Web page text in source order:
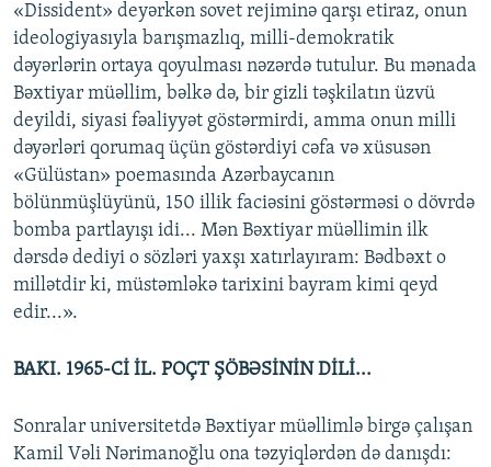
«Dissident» deyərkən sovet rejiminə qarşı etiraz, onun
ideologiyasıyla barışmazlıq, milli-demokratik
dəyərlərin ortaya qoyulması nəzərdə tutulur. Bu mənada
Bəxtiyar müəllim, bəlkə də, bir gizli təşkilatın üzvü
deyildi, siyasi fəaliyyət göstərmirdi, amma onun milli
dəyərləri qorumaq üçün göstərdiyi cəfa və xüsusən
«Gülüstan» poemasında Azərbaycanın
bölünmüşlüyünü, 150 illik faciəsini göstərməsi o dövrdə
bomba partlayışı idi... Mən Bəxtiyar müəllimin ilk
dərsdə dediyi o sözləri yaxşı xatırlayıram: Bədbəxt o
millətdir ki, müstəmləkə tarixini bayram kimi qeyd
edir...».
BAKI. 1965-Cİ İL. POÇT ŞÖBƏSİNİN DİLİ...
Sonralar universitetdə Bəxtiyar müəllimlə birgə çalışan
Kamil Vəli Nərimanoğlu ona təzyiqlərdən də danışdı: